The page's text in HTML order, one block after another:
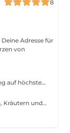
8
Exklusive Kraulbehandlung Tiefenentspannung auf höchstem Niveau Erleben Sie eine außergewöhnliche Form der Entspannung, die gezielt Körper und Geist in einen Zustand tiefer Ruhe versetzt. Durch fein abgestimmte, sanfte Kraulbewegungen in Kombination mit ausgewählten Tools wird die Ausschüttung körpereigener Wohlfühlhormone wie Serotonin angeregt für ein spürbares Loslassen vom Alltag. Die Behandlung wirkt ausgleichend auf das Stresssystem, kann schlaffördernd sein und sorgt für intensive, angenehme Gänsehautmomente im Sinne von ASMR. Jede Anwendung wird individuell abgestimmt und als ganzheitliches Entspannungserlebnis gestaltet begleitet von harmonisierender, frequenzbasierter Klangkulisse. Ihre Behandlung beinhaltet: Individuelle Kraulmassage / Kratztherapie auf professionellem Niveau Es können folgende Körperanwendung gebucht werden: Rückseite: Kopf, Nacken, Rücken, Arme, Hände, Finger, Unterschenkel, Vorderbereich: Kopf, Gesicht, Ohren, Nacken, Schultern, Dekolleté, Arme, Hände, Finger, Unterschenkel, Einsatz hochwertiger Tools und präziser Handtechniken Atmosphärische Begleitung durch abgestimmte Entspannungsmusik Hinweise zur Buchung Vereinbarte Termine sind verbindlich und müssen mindestens 24 Stunden im Voraus abgesagt werden. Bei kurzfristiger Absage oder Nichterscheinen behalten wir uns vor, 50 % des Behandlungspreises in Rechnung zu stellen. Bei Gutscheinbuchungen gilt der Termin in diesem Fall als eingelöst. Wichtige Information Diese Anwendung ist eine exklusive Entspannungsbehandlung: Keine Erotikmassage Keine medizinische oder therapeutische Behandlung Keine klassische Druckpunktmassage Paket 1 Pure Relaxation Scratch Beschreibung: 3. Tools, 30 Min, Rückseite oder Vorderseite, Kopf, Rücken/ Nacken, Dekolleté, Arme. Upgrade-Leistungen Extra Tools +10 € 1 - 2 zusätzliche Tool Verlängerung um 15 Min +20 € Paket 2 Deep Sensory Journey Scratch Beschreibung: 4. Tools, 45 Min, Rückseite oder Vorderseite, Kopf, Rücken/ Nacken, Dekolleté, Arme. Upgrade-Leistungen Extra Tools +10 € 1 - 2 zusätzliche Tool Verlängerung um 15 Min +20 € Paket 3 Ultimate Serenity Scratch Beschreibung: 6 - 8 Tools, 60 Min, Rückseite und Vorderseite, Kopf, Rücken/ Nacken, Dekolleté, Schultern, Arme, Hände, Finger, Gesicht, Ohren, Unterschenkel. Upgrade-Leistungen Extra Tools +10 € 1 - 2 zusätzliche Tool Verlängerung um 15 Min +20 €
Das DÉCAAR Algenpeeling besteht aus Algen, Kräutern und Perfluorcarbon. Die Kombination dieser hochwirksamen Wirkstoffe ist effektiv bei der Verbesserung verschiedener Hautprobleme wie Akne, Narben, Rötungen oder Rosacea. Darüber hinaus ist das Algenpeeling eine echte Anti-Aging-Behandlung, die Haut wird sichtbar jugendlicher und strahlender. Das Algenpeeling ist biologisch und bietet einen 100% sicheren Behandlungsprozess. Die Mikrofasern des Peelingpulvers dringen in die Haut ein und steigern die Durchblutung und die Bildung neuer Hautzellen. Normalerweise braucht die Haut 28 bis 30 Tage, um neue Zellen zu bilden. Durch das DÉCAAR Algenpeeling produziert die Haut diese Zellen in nur 10 Tagen. Dies beschleunigt die Veränderung der Epidermis, was für eine neue, frische und strahlende Haut sorgt.